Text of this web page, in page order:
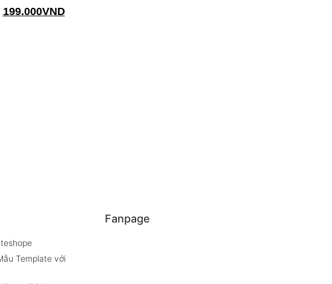
199.000VND
Template với
Fanpage